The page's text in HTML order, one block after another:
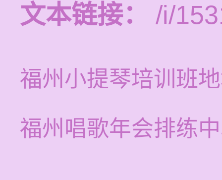
文本链接：
/i/
福州小提琴培训班
福州唱歌年会排练